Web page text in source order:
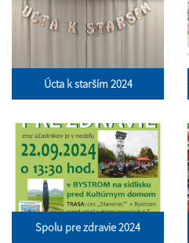
Úcta k starším 2024
Spolu pre zdravie 2024